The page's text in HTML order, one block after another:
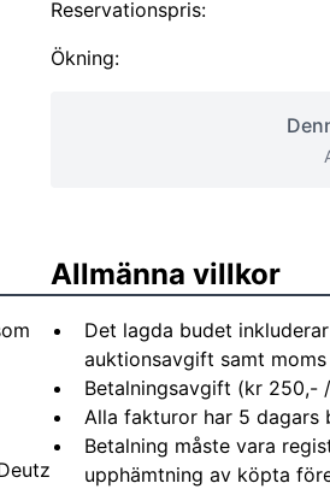
Reservationspris:
Ökning:
Allmänna villkor
Det lagda budet
auktionsavgift samt
Betalningsavgift (kr 250,-
Alla fakturor har 5 dagars
Betalning måste vara
upphämtning av köpta